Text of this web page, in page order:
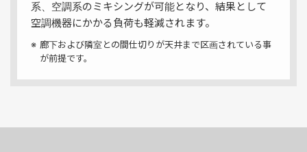
系、空調系のミキシングが可能となり、結果として
空調機器にかかる負荷も軽減されます。
※ 廊下および隣室との間仕切りが天井まで区画されている事
が前提です。